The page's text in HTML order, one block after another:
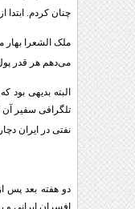
چنان کردم.
ملک الشعرا بهار
می‌دهم هر قدر
البته بدیهی
تلگرافی سفیر آن
نفتی در ایران
دو هفته بعد پس
افسران ایرانی